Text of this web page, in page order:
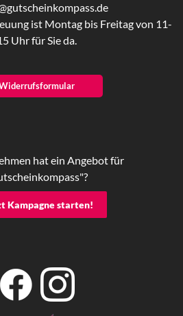
ist Montag bis Freitag von 11-
Uhr für Sie da.
hat ein Angebot für
Kampagne starten!